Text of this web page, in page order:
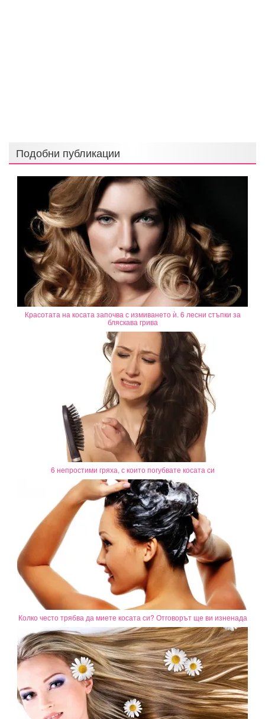
Подобни публикации
Красотата на косата започва с измиването ѝ. 6 лесни стъпки за
бляскава грива
6 непростими гряха, с които погубвате косата си
Колко често трябва да миете косата си? Отговорът ще ви изненада